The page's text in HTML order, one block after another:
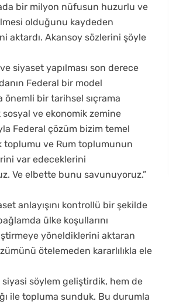
bir milyon nüfusun huzurlu ve
olduğunu kaydeden
aktardı. Akansoy sözlerini şöyle
siyaset yapılması son derece
Federal bir model
bir tarihsel sıçrama
sosyal ve ekonomik zemine
Federal çözüm bizim temel
toplumu ve Rum toplumunun
var edeceklerini
Ve elbette bunu savunuyoruz.”
anlayışını kontrollü bir şekilde
ülke koşullarını
yöneldiklerini aktaran
ötelemeden kararlılıkla ele
söylem geliştirdik, hem de
ile topluma sunduk. Bu durumla